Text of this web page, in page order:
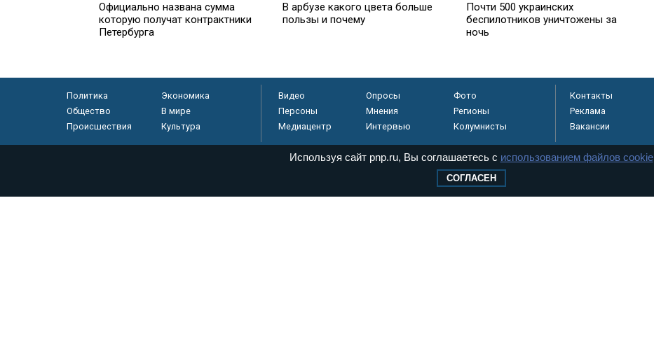
Официально названа сумма
которую получат контрактники
Петербурга
В арбузе какого цвета больше
пользы и почему
Почти 500 украинских
беспилотников уничтожены за
ночь
Политика
Экономика
Общество
В мире
Происшествия
Культура
Видео Опросы
Фото
Персоны
Мнения
Регионы
Медиацентр
Интервью Колумнисты
Контакты
Реклама
Вакансии
Федеральной службе по надзору в сфере связи, информационных технологий и
Используя сайт pnp.ru, Вы соглашаетесь с использованием файлов cookie
СОГЛАСЕН